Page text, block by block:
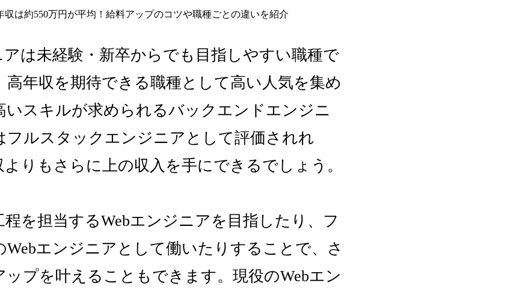
アは未経験・新卒からでも目指しやすい職種で
高年収を期待できる職種として高い人気を集め
いスキルが求められるバックエンドエンジニ
フルスタックエンジニアとして評価されれ
りもさらに上の収入を手にできるでしょう。
程を担当するWebエンジニアを目指したり、フ
Webエンジニアとして働いたりすることで、さ
ップを叶えることもできます。現役のWebエン